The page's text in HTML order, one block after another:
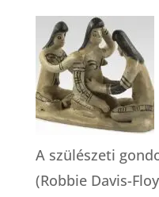
a
A szülészeti
(Robbie Davis-